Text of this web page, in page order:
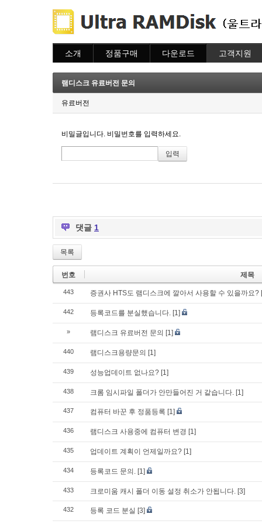
소개 정품구매
주문조회
이용안내
다운로드 고객지원
질문하기
램디스크 유료버전 문의
유료버전
비밀글입니다. 비밀번호를 입력하세요.
댓글 1
목록
번호 제목
443 증권사 HTS도 램디스크에 깔아서 사용할 수 있을까요?
442 등록코드를 분실했습니다. [1]
» 램디스크 유료버전 문의 [1]
440 램디스크용량문의 [1]
439 성능업데이트 없나요? [1]
438 크롬 임시파일 폴더가 안만들어진 거 같습니다. [1]
437 컴퓨터 바꾼 후 정품등록 [1]
436 램디스크 사용중에 컴퓨터 변경 [1]
435 업데이트 계획이 언제일까요? [1]
434 등록코드 문의. [1]
433 크로미움 캐시 폴더 이동 설정 취소가 안됩니다. [3]
432 등록 코드 분실 [3]